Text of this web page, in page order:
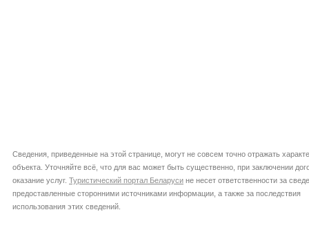
Сведения, приведенные на этой странице, могут не совсем точно отражать
объекта. Уточняйте всё, что для вас может быть существенно, при заключении
оказание услуг. Туристический портал Беларуси не несет ответственности за
предоставленные сторонними источниками информации, а также за последствия
использования этих сведений.